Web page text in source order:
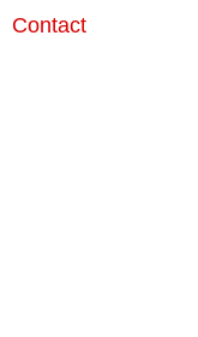
Contact